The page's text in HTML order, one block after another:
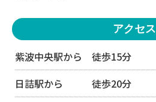
アクセス
紫波中央駅から 徒歩15分
日詰駅から 徒歩20分